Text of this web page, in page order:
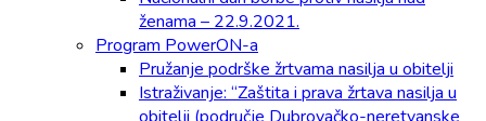
ženama – 22.9.2021.
Program PowerON-a
Pružanje podrške žrtvama nasilja u obitelji
Istraživanje: “Zaštita i prava žrtava nasilja u